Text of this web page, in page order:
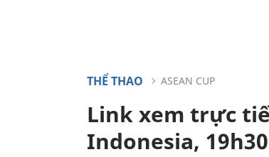
THỂ THAO ASEAN CUP
Link xem trực
Indonesia,